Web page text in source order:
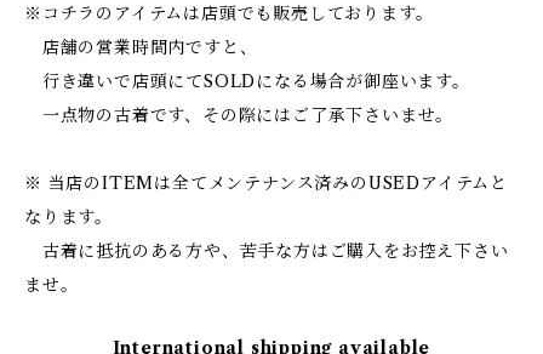
※コチラのアイテムは店頭でも販売しております。
店舗の営業時間内ですと、
行き違いで店頭にてSOLDになる場合が御座います。
一点物の古着です、その際にはご了承下さいませ。
※ 当店のITEMは全てメンテナンス済みのUSEDアイテムと
なります。
古着に抵抗のある方や、苦手な方はご購入をお控え下さい
ませ。
International shipping available